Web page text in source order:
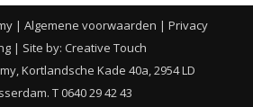
| Algemene voorwaarden | Privacy
| Site by: Creative Touch
Kortlandsche Kade 40a, 2954 LD
T 0640 29 42 43